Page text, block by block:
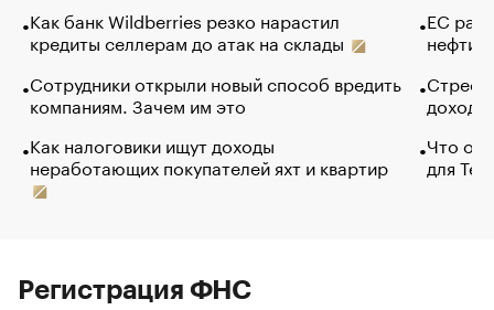
Как банк Wildberries резко нарастил
кредиты селлерам до атак на склады
Сотрудники открыли новый способ вредить
компаниям. Зачем им это
Как налоговики ищут доходы
неработающих покупателей яхт и квартир
ЕС
нефти
Что
для
Регистрация ФНС